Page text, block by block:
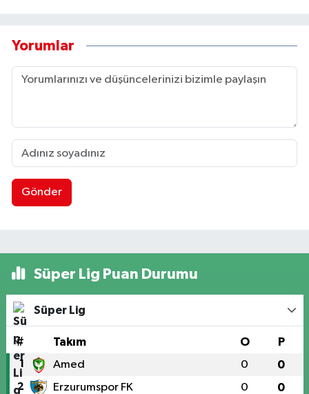
Yorumlar
Gönder
Süper Lig Puan Durumu
Süper Lig
# Takım O P
1 Amed 0 0
2 Erzurumspor FK 0 0